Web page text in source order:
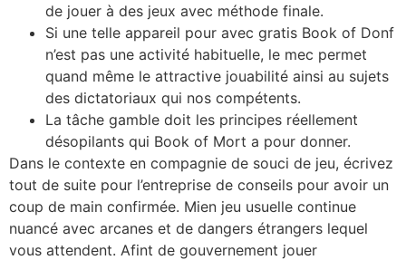
de jouer à des jeux avec méthode finale.
Si une telle appareil pour avec gratis Book of Donf
n’est pas une activité habituelle, le mec permet
quand même le attractive jouabilité ainsi au sujets
des dictatoriaux qui nos compétents.
La tâche gamble doit les principes réellement
désopilants qui Book of Mort a pour donner.
Dans le contexte en compagnie de souci de jeu, écrivez
tout de suite pour l’entreprise de conseils pour avoir un
coup de main confirmée. Mien jeu usuelle continue
nuancé avec arcanes et de dangers étrangers lequel
vous attendent. Afint de gouvernement jouer